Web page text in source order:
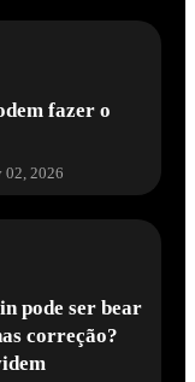
fazer o
02, 2026
pode ser bear
correção?